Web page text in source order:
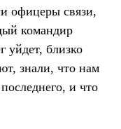
офицеры связи,
командир
уйдет, близко
знали, что нам
и что